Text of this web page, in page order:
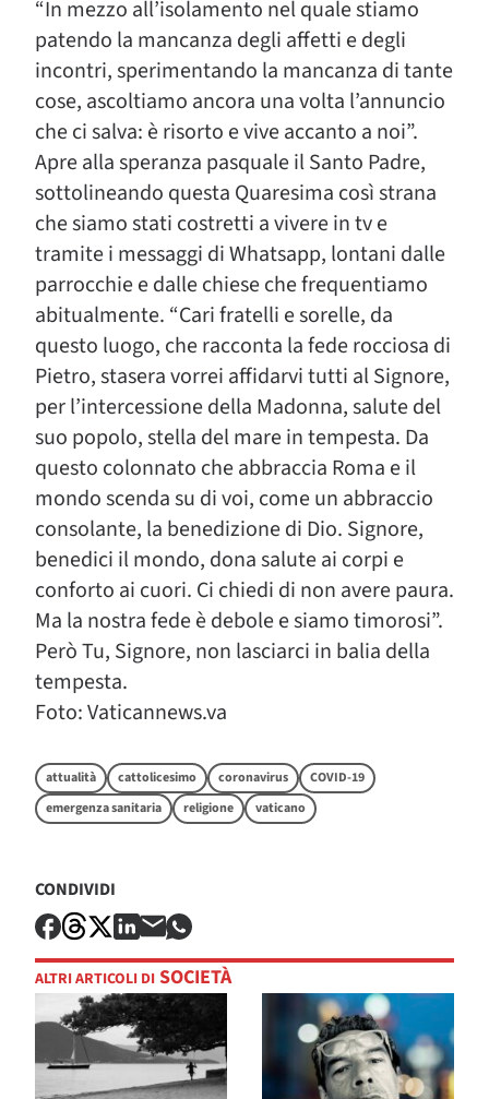
“In mezzo all’isolamento nel quale stiamo
patendo la mancanza degli affetti e degli
incontri, sperimentando la mancanza di tante
cose, ascoltiamo ancora una volta l’annuncio
che ci salva: è risorto e vive accanto a noi”.
Apre alla speranza pasquale il Santo Padre,
sottolineando questa Quaresima così strana
che siamo stati costretti a vivere in tv e
tramite i messaggi di Whatsapp, lontani dalle
parrocchie e dalle chiese che frequentiamo
abitualmente. “Cari fratelli e sorelle, da
questo luogo, che racconta la fede rocciosa di
Pietro, stasera vorrei affidarvi tutti al Signore,
per l’intercessione della Madonna, salute del
suo popolo, stella del mare in tempesta. Da
questo colonnato che abbraccia Roma e il
mondo scenda su di voi, come un abbraccio
consolante, la benedizione di Dio. Signore,
benedici il mondo, dona salute ai corpi e
conforto ai cuori. Ci chiedi di non avere paura.
Ma la nostra fede è debole e siamo timorosi”.
Però Tu, Signore, non lasciarci in balia della
tempesta.
Foto: Vaticannews.va
attualità cattolicesimo coronavirus
COVID-19
emergenza sanitaria
religione vaticano
CONDIVIDI
ALTRI ARTICOLI DI SOCIETÀ